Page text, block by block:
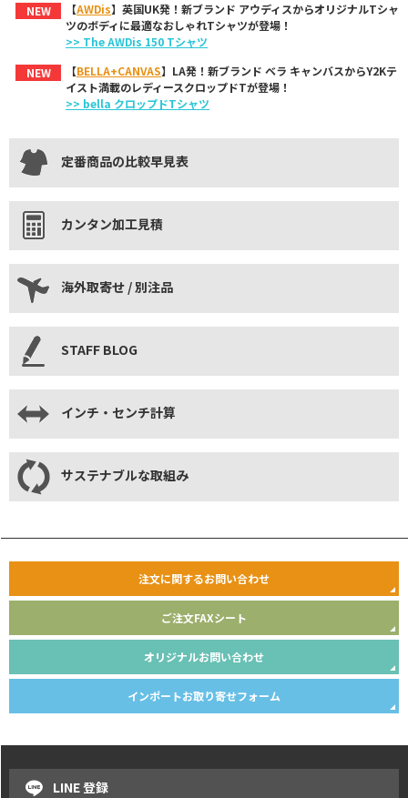
NEW
【AWDis】英国UK発！新ブランド アウディスからオリジナルTシャ
ツのボディに最適なおしゃれTシャツが登場！
>> The AWDis 150 Tシャツ
NEW
【BELLA+CANVAS】LA発！新ブランド ベラ キャンバスからY2Kテ
イスト満載のレディースクロップドTが登場！
>> bella クロップドTシャツ
定番商品の比較早見表
カンタン加工見積
海外取寄せ / 別注品
STAFF BLOG
インチ・センチ計算
サステナブルな取組み
注文に関するお問い合わせ
ご注文FAXシート
オリジナルお問い合わせ
インポートお取り寄せフォーム
LINE 登録